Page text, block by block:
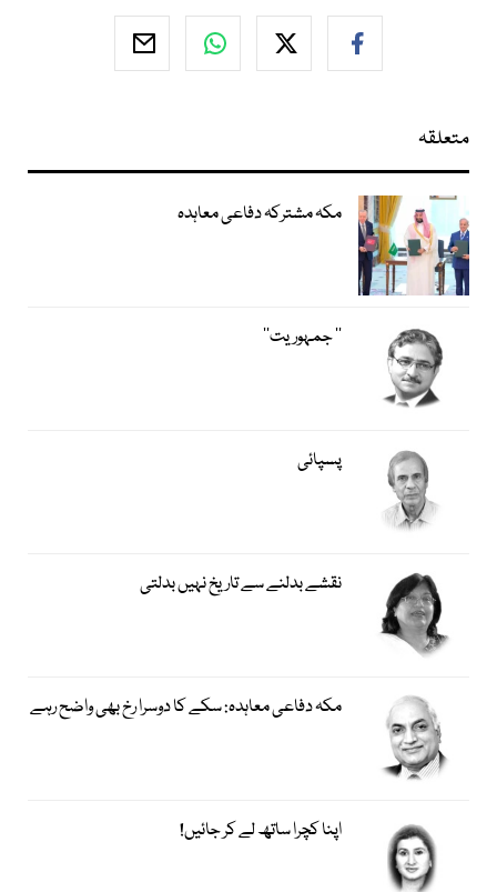
متعلقہ
مکہ مشترکہ دفاعی معاہدہ
’’ جمہوریت‘‘
پسپائی
نقشے بدلنے سے تاریخ نہیں بدلتی
مکہ دفاعی معاہدہ: سکے کا دوسرا رخ بھی واضح رہے
اپنا کچرا ساتھ لے کر جائیں!